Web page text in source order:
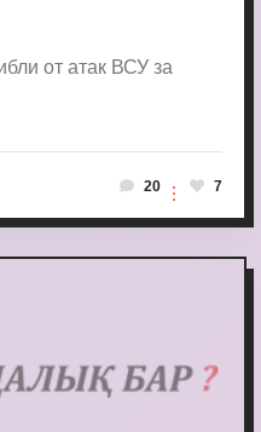
от атак ВСУ за
20 7